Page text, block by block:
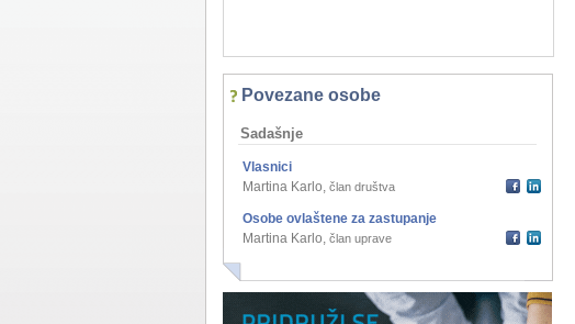
Povezane osobe
Sadašnje
Vlasnici
Martina Karlo, član društva
Osobe ovlaštene za zastupanje
Martina Karlo, član uprave